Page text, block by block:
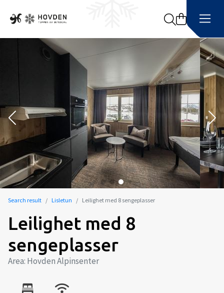
Search
Search result Lisletun Leilighet med 8 sengeplasser
Leilighet med 8
sengeplasser
Area: Hovden Alpinsenter